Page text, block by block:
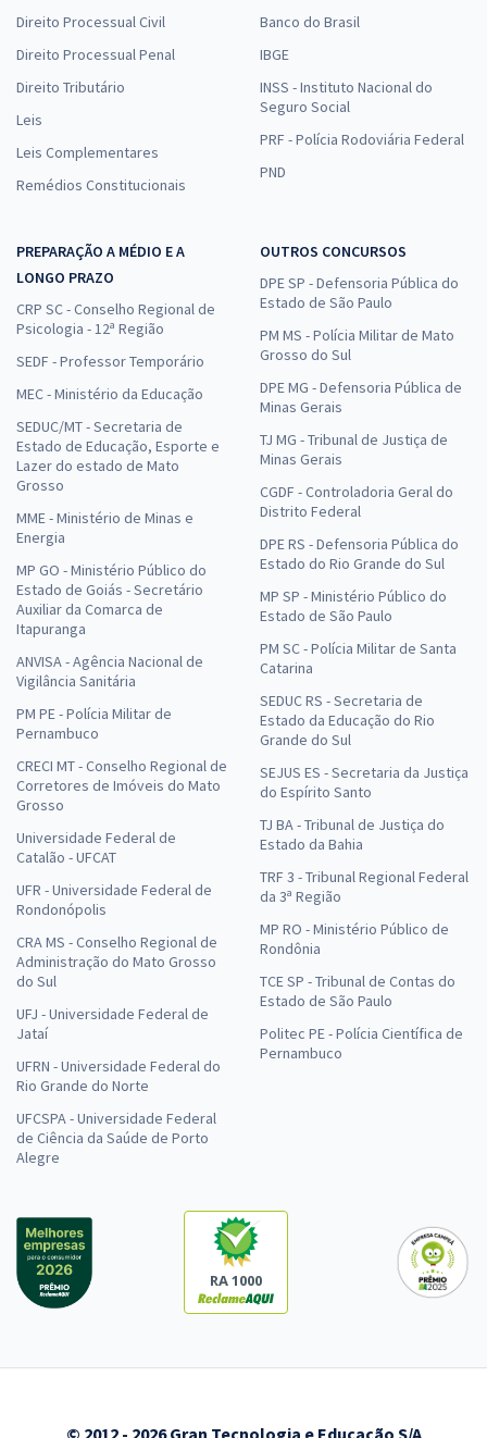
SEDES DF - Secretaria de Desenvolvimento Social do Distrito Federal
- Especialista em Desenvolvimento e Assistência Social -
Conhecimentos Específicos para o Cargo de Nutrição (Cargo 407) -
Pós-edital
à vista
SEDES DF - Secretaria de Desenvolvimento Social do Distrito Federal
- Conhecimentos Específicos para Técnico em Desenvolvimento e
Assistência Social - Cuidador Social (Cargo 201) - Pós-edital
R$ 399,92
à vista
Economize R$ 99,98 (-20%)
Comprar
Treinamento Intensivo para SEDES DF - Especialista em
Desenvolvimento e Assistência Social (EDAS) - Especialidade: Direito
e Legislação (Cargo 403) (Pós-Edital)
à vista
R$26,66
Economize R$ 79,98 (-20%)
Treinamento Intensivo para SEDES DF - Especialista em
Desenvolvimento e Assistência Social (EDAS) - Especialidade:
Administração (Cargo 400) (Pós-Edital)
à vista
ou 12x de
Economize R$ 59,98 (-20%)
- Especialista em Desenvolvimento e Assistência Social (EDAS) -
Especialidade: Economia (Cargo 404) - Pós-edital
R$ 479,04
ou 12x deR$39,92
Economize R$ 119,76 (-20%)
Direito Processual Civil
Direito Processual Penal
Direito Tributário
Leis
Leis Complementares
Remédios Constitucionais
Banco do Brasil
IBGE
INSS - Instituto Nacional do
Seguro Social
PRF - Polícia Rodoviária Federal
PND
PREPARAÇÃO A MÉDIO E A
LONGO PRAZO
CRP SC - Conselho Regional de
Psicologia - 12ª Região
SEDF - Professor Temporário
MEC - Ministério da Educação
SEDUC/MT - Secretaria de
Estado de Educação, Esporte e
Lazer do estado de Mato
Grosso
MME - Ministério de Minas e
Energia
MP GO - Ministério Público do
Estado de Goiás - Secretário
Auxiliar da Comarca de
Itapuranga
ANVISA - Agência Nacional de
Vigilância Sanitária
PM PE - Polícia Militar de
Pernambuco
CRECI MT - Conselho Regional de
Corretores de Imóveis do Mato
Grosso
Universidade Federal de
Catalão - UFCAT
UFR - Universidade Federal de
Rondonópolis
CRA MS - Conselho Regional de
Administração do Mato Grosso
do Sul
UFJ - Universidade Federal de
Jataí
UFRN - Universidade Federal do
Rio Grande do Norte
UFCSPA - Universidade Federal
de Ciência da Saúde de Porto
Alegre
OUTROS CONCURSOS
DPE SP - Defensoria Pública do
Estado de São Paulo
PM MS - Polícia Militar de Mato
Grosso do Sul
DPE MG - Defensoria Pública de
Minas Gerais
TJ MG - Tribunal de Justiça de
Minas Gerais
CGDF - Controladoria Geral do
Distrito Federal
DPE RS - Defensoria Pública do
Estado do Rio Grande do Sul
MP SP - Ministério Público do
Estado de São Paulo
PM SC - Polícia Militar de Santa
Catarina
SEDUC RS - Secretaria de
Estado da Educação do Rio
Grande do Sul
SEJUS ES - Secretaria da Justiça
do Espírito Santo
TJ BA - Tribunal de Justiça do
Estado da Bahia
TRF 3 - Tribunal Regional Federal
da 3ª Região
MP RO - Ministério Público de
Rondônia
TCE SP - Tribunal de Contas do
Estado de São Paulo
Politec PE - Polícia Científica de
Pernambuco
RA 1000
© 2012 - 2026 Gran Tecnologia e Educação S/A